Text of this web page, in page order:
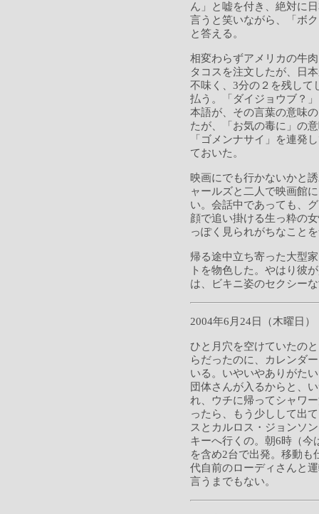
ん」と嘘を付き、絶対に
言うと笑いながら、「ボ
と答える。
相変わらずアメリカの牛
タコスを注文したが、日
不味く、3分の２を残して
払う。「ダイジョウブ？
本語が、その言葉の意味
たが、「お気の毒に」の
「ゴメンナサイ」を連発
ておいた。
映画にでも行かないかと
ャールズと二人で映画館
い。会話中であっても、
顔で追い掛ける生っ粋の
っぽく見られがちなこと
帰る途中立ち寄った大型
トを物色した。やはり彼
は、ビキニ姿のセクシー
2004年6月24日（木曜日）
ひと月穴を空けていたの
らだったのに、カレンダ
いる。いやいやありがた
団体さんが入るからと、
れ、ウチに帰ってシャワ
ったら、もう少しして出
スとカルロス・ジョンソ
キーへ行くの。朝6時（今
を含め2台で出発。移動も
代自前のローディさんと
言うまでもない。